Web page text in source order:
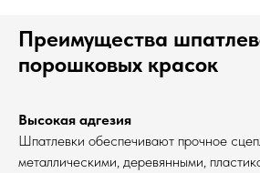
Преимущества
порошковых красок
Высокая адгезия
Шпатлевки обеспечивают прочное
металлическими, деревянными,